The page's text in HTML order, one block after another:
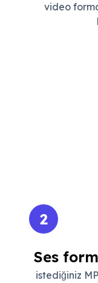
video
2
Ses
istediğiniz